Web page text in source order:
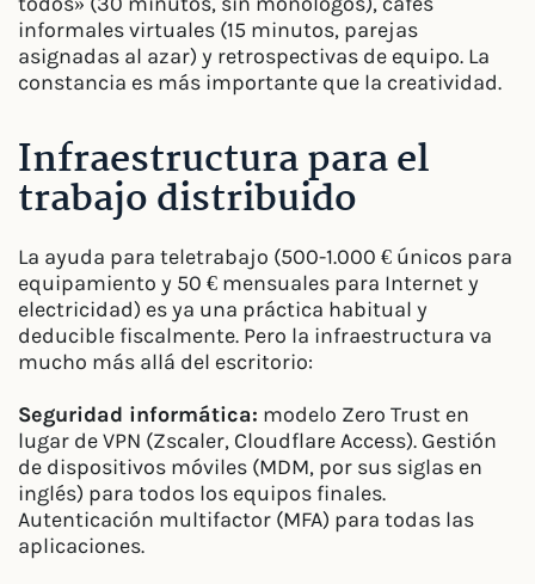
informales virtuales (15 minutos, parejas
asignadas al azar) y retrospectivas de equipo. La
constancia es más importante que la creatividad.
Infraestructura para el
trabajo distribuido
La ayuda para teletrabajo (500-1.000 € únicos para
equipamiento y 50 € mensuales para Internet y
electricidad) es ya una práctica habitual y
deducible fiscalmente. Pero la infraestructura va
mucho más allá del escritorio:
Seguridad informática: modelo Zero Trust en
lugar de VPN (Zscaler, Cloudflare Access). Gestión
de dispositivos móviles (MDM, por sus siglas en
inglés) para todos los equipos finales.
Autenticación multifactor (MFA) para todas las
aplicaciones.